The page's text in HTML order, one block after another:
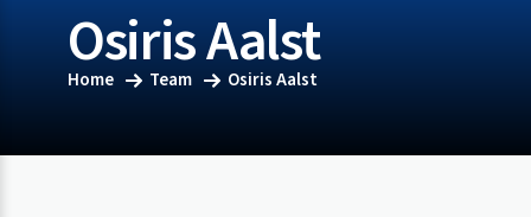
Osiris Aalst
Home Team Osiris Aalst